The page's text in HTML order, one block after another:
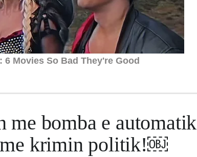
me bomba e automatik
me krimin politik!￼